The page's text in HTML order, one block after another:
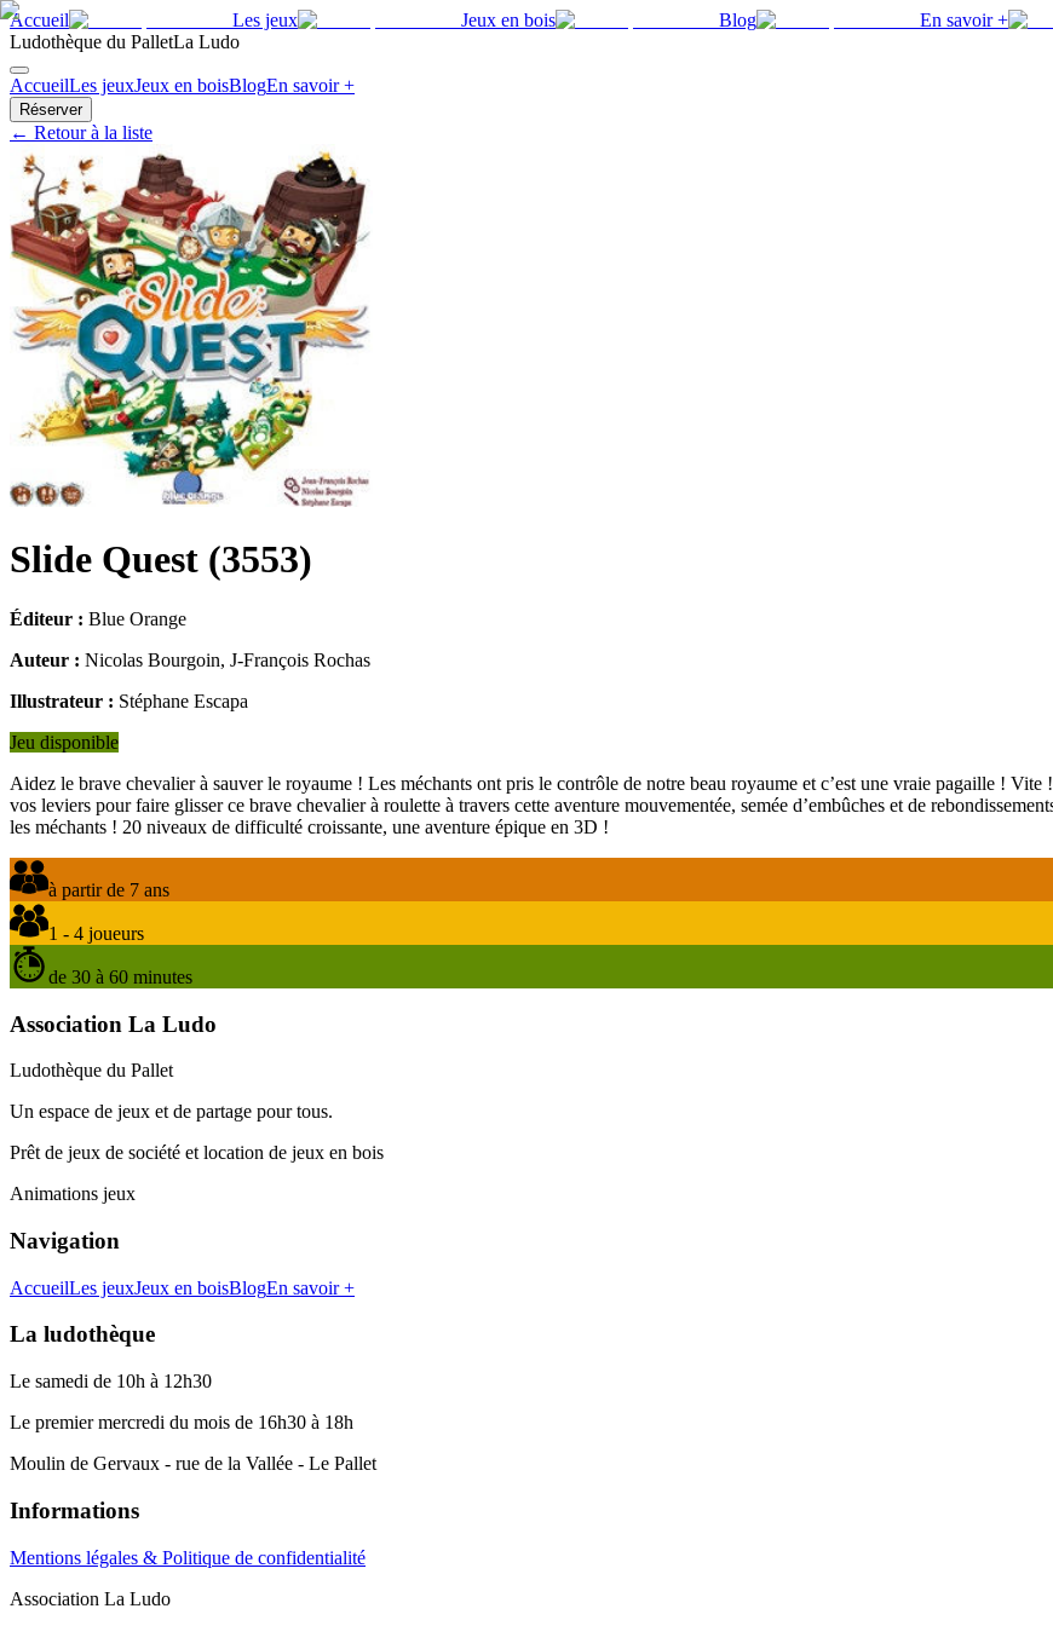
Accueil Les jeux Jeux en bois Blog
En savoir +
Ludothèque du PalletLa Ludo
AccueilLes jeuxJeux en boisBlogEn savoir +
Réserver
← Retour à la liste
Slide Quest (3553)
Éditeur : Blue Orange
Auteur : Nicolas Bourgoin, J-François Rochas
Illustrateur : Stéphane Escapa
Jeu disponible
Aidez le brave chevalier à sauver le royaume ! Les méchants ont pris le contrôle de notre beau royaume et c’est une vraie pagaille !
vos leviers pour faire glisser ce brave chevalier à roulette à travers cette aventure mouvementée, semée d’embûches et de
les méchants ! 20 niveaux de difficulté croissante, une aventure épique en 3D !
à partir de 7 ans
1 - 4 joueurs
de 30 à 60 minutes
Association La Ludo
Ludothèque du Pallet
Un espace de jeux et de partage pour tous.
Prêt de jeux de société et location de jeux en bois
Animations jeux
Navigation
AccueilLes jeuxJeux en boisBlogEn savoir +
La ludothèque
Le samedi de 10h à 12h30
Le premier mercredi du mois de 16h30 à 18h
Moulin de Gervaux - rue de la Vallée - Le Pallet
Informations
Mentions légales & Politique de confidentialité
Association La Ludo